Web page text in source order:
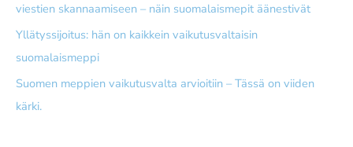
viestien skannaamiseen – näin suomalais­mepit äänestivät
Yllätyssijoitus: hän on kaikkein vaikutusvaltaisin
suomalaismeppi
Suomen meppien vaikutusvalta arvioitiin – Tässä on viiden
kärki.